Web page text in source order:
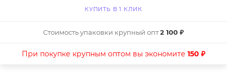
КУПИТЬ В 1 КЛИК
Стоимость упаковки крупный опт2 100 ₽
При покупке крупным оптом вы экономите 150 ₽